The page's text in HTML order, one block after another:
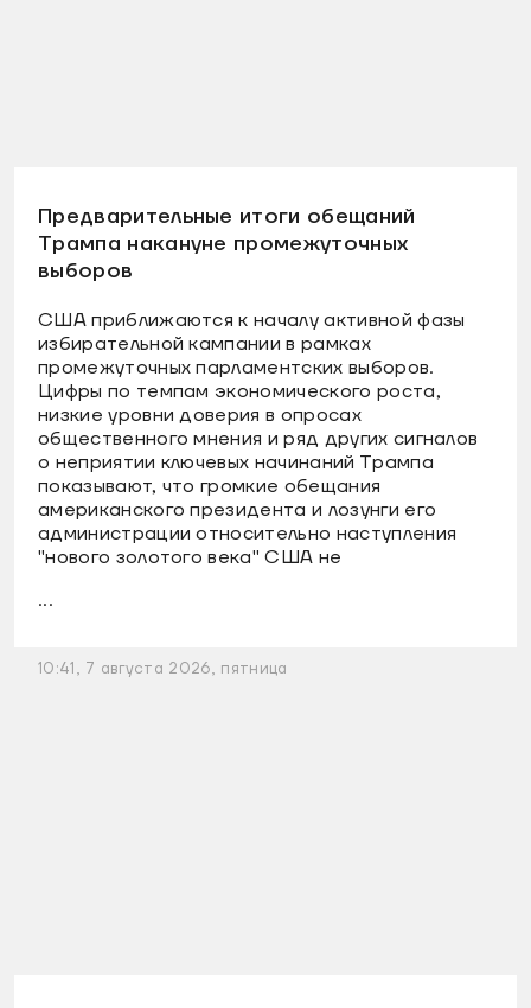
Предварительные итоги обещаний
Трампа накануне промежуточных
выборов
США приближаются к началу активной фазы
избирательной кампании в рамках
промежуточных парламентских выборов.
Цифры по темпам экономического роста,
низкие уровни доверия в опросах
общественного мнения и ряд других сигналов
о неприятии ключевых начинаний Трампа
показывают, что громкие обещания
американского президента и лозунги его
администрации относительно наступления
"нового золотого века" США не
...
10:41, 7 августа 2026, пятница